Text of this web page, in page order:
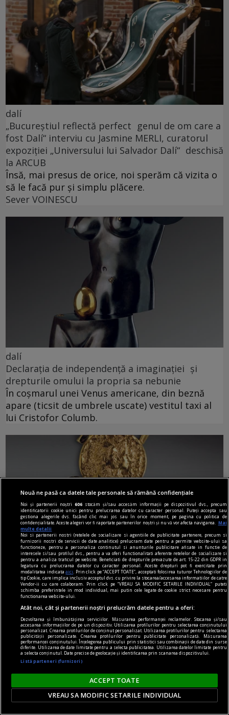
dalí
„Bucureștiul reflectă perfect genul de om care a
fost Dalí“ interviu cu Jasmine MERLI, curatorul
expoziției „Universului lui Salvador Dalí“ deschisă
la ARCUB
Însă, mai presus de orice, noi sperăm că vizita o
să le facă pur și simplu plăcere.
Sever VOINESCU
dalí
Declarația de independență a imaginației și
drepturile omului la propria sa nebunie
În coșmarul unei Venus americane, din beznă
apare (ticsit de umbrele uscate) vestitul taxi al
lui Cristofor Columb.
dalí
Gala
Numai Gala și Dalí sînt deghizați într‑o mitologie
deja indestructibilă.
Nouă ne pasă ca datele tale personale să rămână confidențiale
Noi și partenerii noștri606 stocăm și/sau accesăm informații pe dispozitivul dvs., precum
identificatorii cookie unici pentru prelucrarea datelor cu caracter personal. Puteți accepta sau
gestiona alegerile dvs. făcând clic mai jos sau în orice moment, pe pagina cu politica de
confidențialitate. Aceste alegeri vor fi raportate partenerilor noștri și nu vă vor afecta navigarea.
Mai
multe detalii
Noi si partenerii nostri (retelele de socializare si agentiile de publicitate partenere, precum si
furnizorii nostri de servicii de date analitice) prelucram date pentru a permite website-ului sa
functioneze, pentru a personaliza continutul si anunturile publicitare afisate in functie de
interesele si/sau profilul dvs., pentru a va oferi functionalitati aferente retelelor de socializare si
pentru a analiza traficul pe website. Beneficiati de drepturile prevazute de art. 15-22 din GDPR in
legatura cu prelucrarea datelor cu caracter personal. Aceste drepturi pot fi exercitate prin
modalitatea indicataaici
. Prin click pe “ACCEPT TOATE”, acceptati folosirea tuturor Tehnologiilor de
tip Cookie, care implica inclusiv acceptul dvs. cu privire la stocarea/accesarea informatiilor de catre
Vendor-ii cu care colaboram. Prin click pe “VREAU SA MODIFIC SETARILE INDIVIDUAL” puteti
schimba preferintele in mod individual, mai putin cele legate de cookie strict necesare pentru
functionarea website-ului.
Atât noi, cât și partenerii noștri prelucrăm datele pentru a oferi:
Dezvoltarea și îmbunătățirea serviciilor. Măsurarea performanței reclamelor. Stocarea și/sau
accesarea informațiilor de pe un dispozitiv. Utilizarea profilurilor pentru selectarea conținutului
personalizat. Crearea profilurilor de conținut personalizat. Utilizarea profilurilor pentru selectarea
publicității personalizate. Crearea profilurilor pentru publicitate personalizată. Măsurarea
performanței conținutului. Înțelegerea publicului prin statistici sau combinații de date din surse
diferite. Utilizarea de date limitate pentru a selecta publicitatea. Utilizarea datelor limitate pentru
a selecta conținutul. Date precise de geolocație și identificarea prin scanarea dispozitivului.
Listă parteneri (furnizori)
ACCEPT TOATE
VREAU SA MODIFIC SETARILE INDIVIDUAL